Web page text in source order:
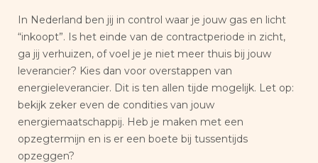
In Nederland ben jij in control waar je jouw gas en licht
“inkoopt”. Is het einde van de contractperiode in zicht,
ga jij verhuizen, of voel je je niet meer thuis bij jouw
leverancier? Kies dan voor overstappen van
energieleverancier. Dit is ten allen tijde mogelijk. Let op:
bekijk zeker even de condities van jouw
energiemaatschappij. Heb je maken met een
opzegtermijn en is er een boete bij tussentijds
opzeggen?